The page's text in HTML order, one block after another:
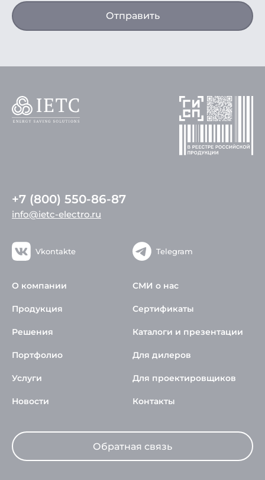
Отправить
+7 (800) 550-86-87
info@ietc-electro.ru
Vkontakte Telegram
О компании
Продукция
Решения
Портфолио
Услуги
Новости
СМИ о нас
Сертификаты
Каталоги и презентации
Для дилеров
Для проектировщиков
Контакты
Обратная связь